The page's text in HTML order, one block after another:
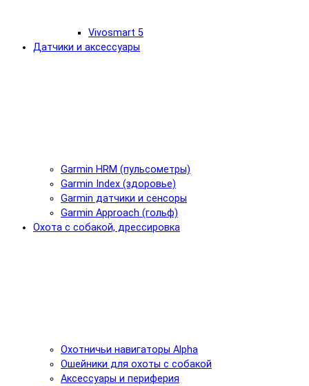
Vivosmart 5
Датчики и аксессуары
Garmin HRM (пульсометры)
Garmin Index (здоровье)
Garmin датчики и сенсоры
Garmin Approach (гольф)
Охота с собакой, дрессировка
Охотничьи навигаторы Alpha
Ошейники для охоты с собакой
Аксессуары и периферия